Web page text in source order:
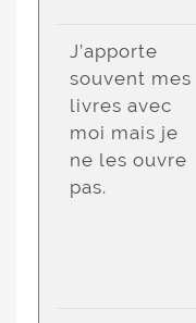
J’apporte
souvent mes
livres avec
moi mais je
ne les ouvre
pas.